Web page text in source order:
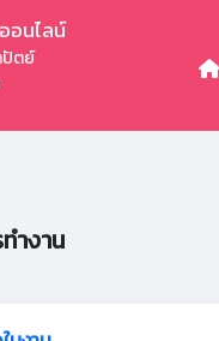
อนไลน์
ปัตย์
ำงาน